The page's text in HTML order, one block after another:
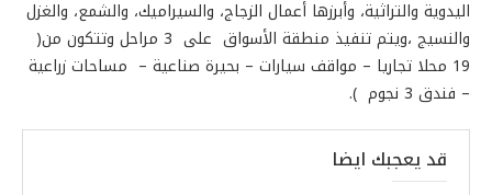
اليدوية والتراثية، وأبرزها أعمال الزجاج، والسيراميك، والشمع، والغزل
والنسيج ،ويتم تنفيذ منطقة الأسواق على 3 مراحل وتتكون من(
19 محلا تجاريا – مواقف سيارات – بحيرة صناعية – مساحات زراعية
– فندق 3 نجوم ).
قد يعجبك ايضا